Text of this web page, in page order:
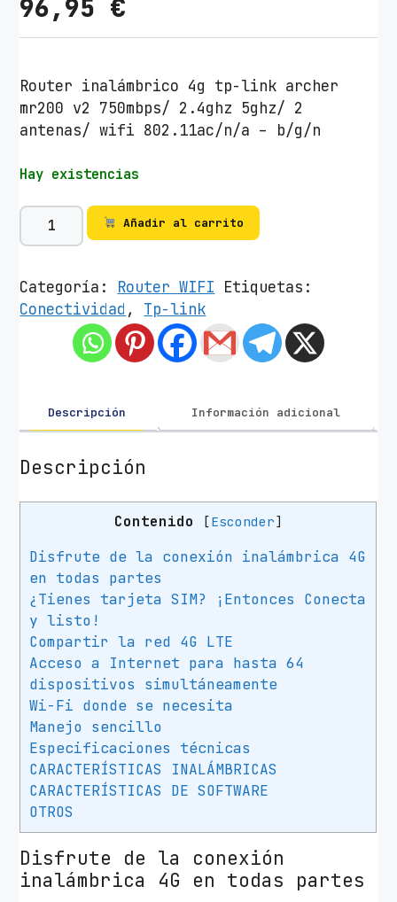
96,95 €
Router inalámbrico 4g tp-link archer
mr200 v2 750mbps/ 2.4ghz 5ghz/ 2
antenas/ wifi 802.11ac/n/a – b/g/n
Hay existencias
R
o
t
e
á
m
r
c
h
e
Añadir al carrito
Categoría: Router WIFI Etiquetas:
Conectividad , Tp-link
Descripción Información adicional
Descripción
Contenido [Esconder]
Disfrute de la conexión inalámbrica 4G
en todas partes
¿Tienes tarjeta SIM? ¡Entonces Conecta
y listo!
Compartir la red 4G LTE
Acceso a Internet para hasta 64
dispositivos simultáneamente
Wi-Fi donde se necesita
Manejo sencillo
Especificaciones técnicas
CARACTERÍSTICAS INALÁMBRICAS
CARACTERÍSTICAS DE SOFTWARE
OTROS
Disfrute de la conexión
inalámbrica 4G en todas partes